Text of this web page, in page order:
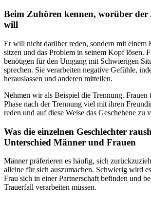
Beim Zuhören kennen, worüber der
will
Er will nicht darüber reden, sondern mit einem
sitzen und das Problem in seinem Kopf lösen.
benötigen für den Umgang mit Schwierigen
sprechen. Sie verarbeiten negative Gefühle,
herauslassen und anderen mitteilen.
Nehmen wir als Beispiel die Trennung. Frauen
Phase nach der Trennung viel mit ihren
reden und auf diese Weise das Geschehene zu
Was die einzelnen Geschlechter
Unterschied Männer und Frauen
Männer präferieren es häufig, sich
alleine für sich auszumachen. Schwierig wird
Frau sich in einer Partnerschaft befinden und
Trauerfall verarbeiten müssen.